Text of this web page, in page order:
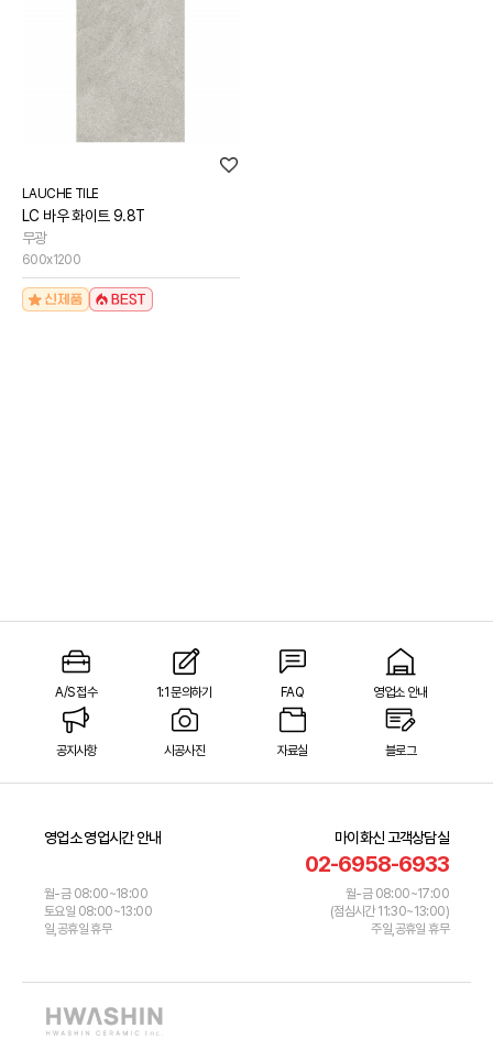
LAUCHE TILE
LC 바우 화이트 9.8T
무광
600x1200
A/S 접수 1:1 문의하기 FAQ 영업소 안내
공지사항 시공사진 자료실 블로그
영업소 영업시간 안내
월-금 08:00~18:00
토요일 08:00~13:00
일,공휴일 휴무
마이화신 고객상담실
02-6958-6933
월-금 08:00~17:00
(점심시간 11:30~13:00)
주일,공휴일 휴무